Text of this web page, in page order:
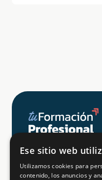
C/ Alameda
Ese sitio web
Utilizamos cookies para
contenido, los anuncios y